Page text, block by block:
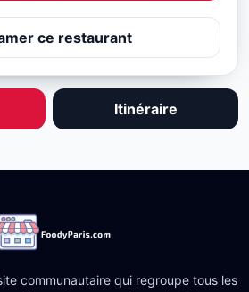
ce restaurant
Itinéraire
communautaire qui regroupe tous les